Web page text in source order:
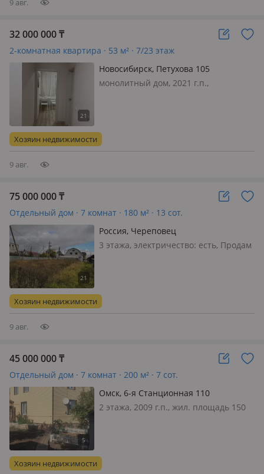
9 авг.
32 000 000₸
2-комнатная квартира · 53 м² · 7/23 этаж
Новосибирск, Петухова 105
монолитный дом, 2021 г.п.,
уютная двухкомнатная квартира
площадью 52 квадратных метров на
Хозяин недвижимости
9 авг.
75 000 000₸
Отдельный дом · 7 комнат · 180 м² · 13 сот.
Россия, Череповец
3 этажа, электричество: есть, Продам
Хозяин недвижимости
9 авг.
45 000 000₸
Отдельный дом · 7 комнат · 200 м² · 7 сот.
Омск, 6-я Станционная 110
2 этажа, 2009 г.п., жил. площадь 150
брусовой, утеплен снаружи
Хозяин недвижимости